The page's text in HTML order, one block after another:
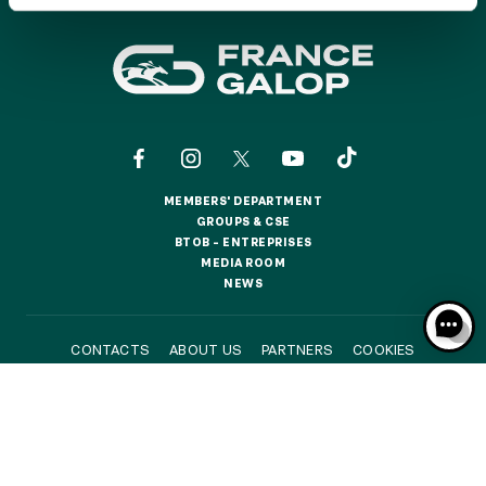
JEUXDI BY PARISLONGCHAMP
JEUXDI BY PARISLONGCHAMP
OFFERS, PASSES AND MEMBERSHIPS
SEASON TICKET OFFERS
SEASON TICKET OFFERS
MEMBERS' DEPARTMENT
MEMBERS' DEPARTMENT
GROUPS & CSE
GROUPS & CSE
BTOB – ENTREPRISES
BTOB – ENTREPRISES
MEDIA ROOM
MEDIA ROOM
NEWS
CONTACTS ABOUT US PARTNERS COOKIES